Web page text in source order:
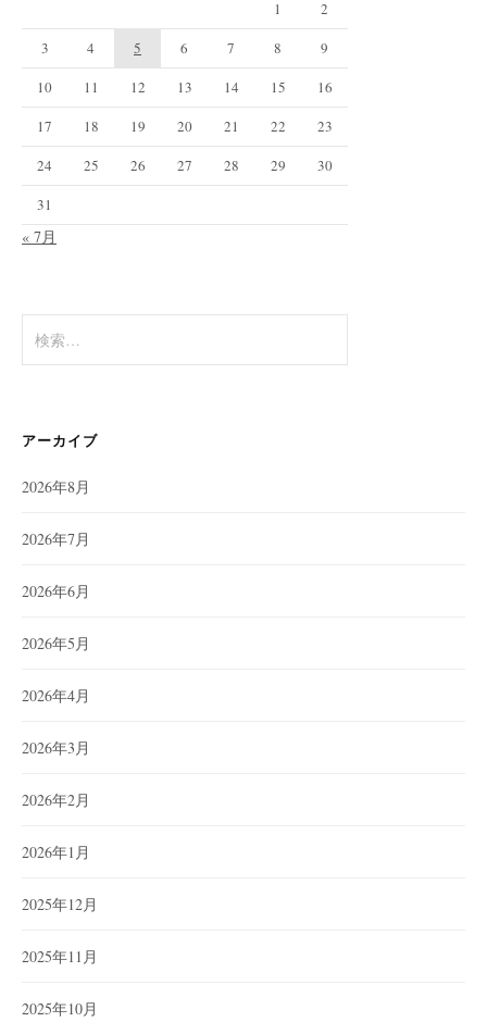
1
2
3
4 5 6 7 8
9
10
11 12 13 14 15
16
17
18 19 20 21 22
23
24
25 26 27 28 29
30
31
« 7月
索:
アーカイブ
2026年8月
2026年7月
2026年6月
2026年5月
2026年4月
2026年3月
2026年2月
2026年1月
2025年12月
2025年11月
2025年10月